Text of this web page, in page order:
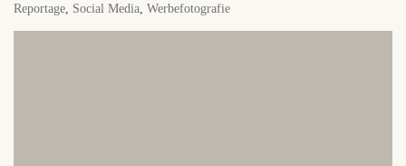
Reportage Social Media Werbefotografie